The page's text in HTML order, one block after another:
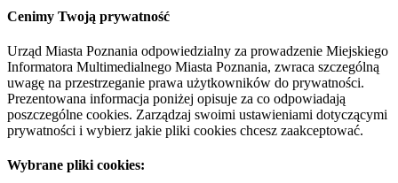
Cenimy Twoją prywatność
Urząd Miasta Poznania odpowiedzialny za prowadzenie Miejskiego
Informatora Multimedialnego Miasta Poznania, zwraca szczególną
uwagę na przestrzeganie prawa użytkowników do prywatności.
Prezentowana informacja poniżej opisuje za co odpowiadają
poszczególne cookies. Zarządzaj swoimi ustawieniami dotyczącymi
prywatności i wybierz jakie pliki cookies chcesz zaakceptować.
Wybrane pliki cookies: